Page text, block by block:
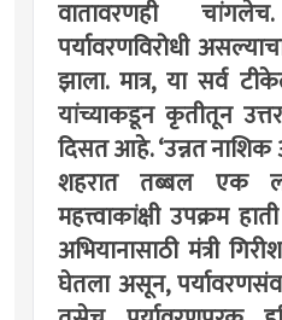
वातावरणही
पर्यावरणविरोधी
झाला. मात्र, या सर्व
यांच्याकडून कृतीतून उत्तर
दिसत आहे. ‌‘उन्नत नाशिक
शहरात तब्बल एक
महत्त्वाकांक्षी उपक्रम
अभियानासाठी मंत्री
घेतला असून,